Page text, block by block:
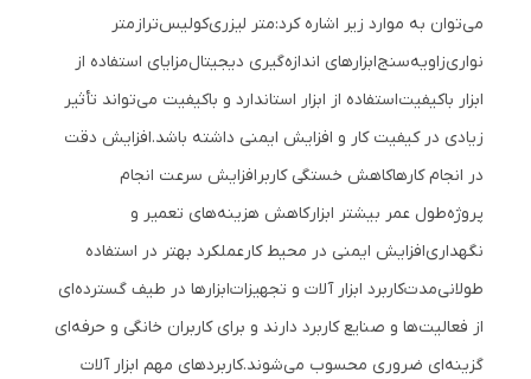
می‌توان به موارد زیر اشاره کرد:متر لیزریکولیسترازمتر
نواریزاویه‌سنجابزارهای اندازه‌گیری دیجیتالمزایای استفاده از
ابزار باکیفیتاستفاده از ابزار استاندارد و باکیفیت می‌تواند تأثیر
زیادی در کیفیت کار و افزایش ایمنی داشته باشد.افزایش دقت
در انجام کارهاکاهش خستگی کاربرافزایش سرعت انجام
پروژهطول عمر بیشتر ابزارکاهش هزینه‌های تعمیر و
نگهداریافزایش ایمنی در محیط کارعملکرد بهتر در استفاده
طولانی‌مدتکاربرد ابزار آلات و تجهیزاتابزارها در طیف گسترده‌ای
از فعالیت‌ها و صنایع کاربرد دارند و برای کاربران خانگی و حرفه‌ای
گزینه‌ای ضروری محسوب می‌شوند.کاربردهای مهم ابزار آلات